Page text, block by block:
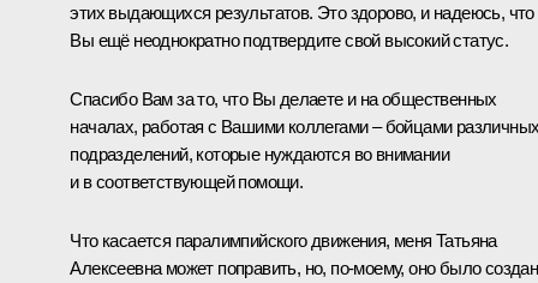
этих выдающихся результатов. Это здорово, и надеюсь, что
Вы ещё неоднократно подтвердите свой высокий статус.
Спасибо Вам за то, что Вы делаете и на общественных
началах, работая с Вашими коллегами ‒ бойцами
подразделений, которые нуждаются во внимании
и в соответствующей помощи.
Что касается паралимпийского движения, меня Татьяна
Алексеевна может поправить, но, по-моему, оно было